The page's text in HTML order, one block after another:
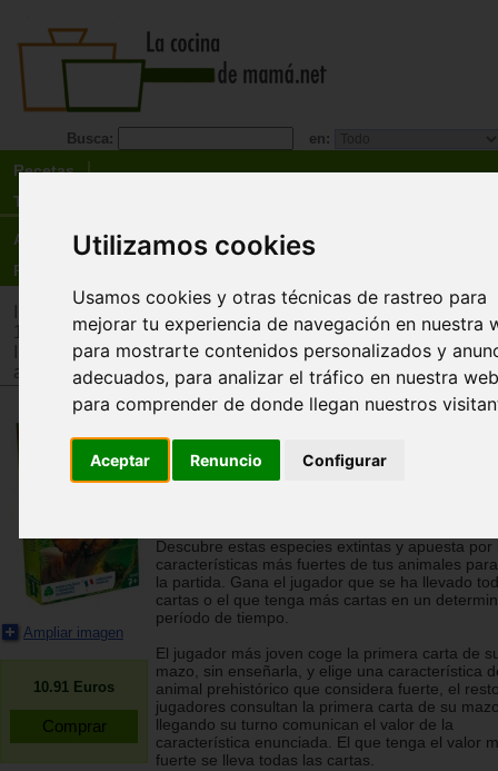
Utilizamos cookies
Usamos cookies y otras técnicas de rastreo para
mejorar tu experiencia de navegación en nuestra
para mostrarte contenidos personalizados y
adecuados, para analizar el tráfico en nuestra
para comprender de donde llegan nuestros
Aceptar Renuncio Configurar
Busca: en:
Recetas
Tienda
Actualidad
Registro
Juguetes infantiles Juguetes por edad
12 años
>Tienda>Juguetes infantiles>Juguetes por tipo >
adquisición de conocimientos
Ampliar imagen
10.91 Euros
bioViva
Descubre estas especies extintas y apuesta por
características más fuertes de tus animales
la partida. Gana el jugador que se ha llevado
cartas o el que tenga más cartas en un
período de tiempo.
El jugador más joven coge la primera carta de
mazo, sin enseñarla, y elige una característica
animal prehistórico que considera fuerte, el
jugadores consultan la primera carta de su
llegando su turno comunican el valor de la
característica enunciada. El que tenga el valor
fuerte se lleva todas las cartas.